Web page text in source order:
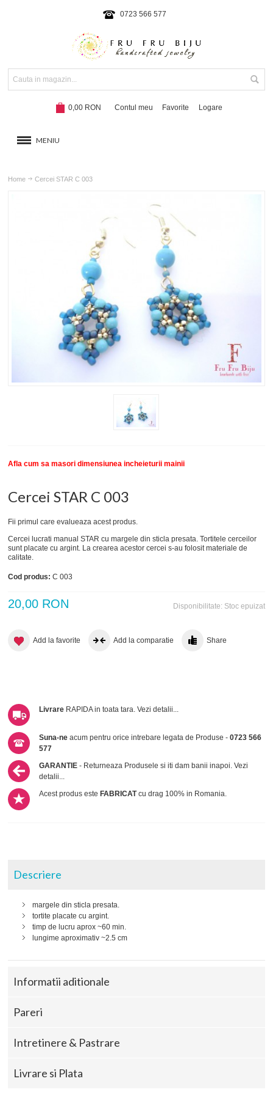
0723 566 577
0,00 RON Contul meu Favorite Logare
MENIU
New
COLECTII BRATARI
TESTIMONIALE CLIENTI
Home Cercei STAR C 003
Afla cum sa masori dimensiunea incheieturii mainii
Cercei STAR C 003
Fii primul care evalueaza acest produs.
Cercei lucrati manual STAR cu margele din sticla presata. Tortitele cerceilor
sunt placate cu argint. La crearea acestor cercei s-au folosit materiale de
calitate.
Cod produs:C 003
Disponibilitate: Stoc epuizat
20,00 RON
Add la favorite Add la comparatie Share
Livrare RAPIDA in toata tara.Vezi detalii...
Suna-ne acum pentru orice intrebare legata de Produse -0723 566
577
GARANTIE - Returneaza Produsele si iti dam banii inapoi.Vezi
detalii...
Acest produs esteFABRICATcu drag 100% in Romania.
Descriere
margele din sticla presata.
tortite placate cu argint.
timp de lucru aprox ~60 min.
lungime aproximativ ~2.5 cm
Informatii aditionale
Pareri
Intretinere & Pastrare
Livrare si Plata